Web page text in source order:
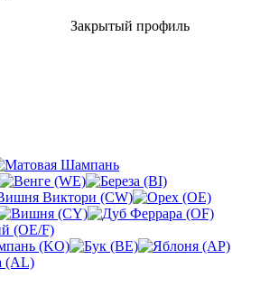
Закрытый профиль